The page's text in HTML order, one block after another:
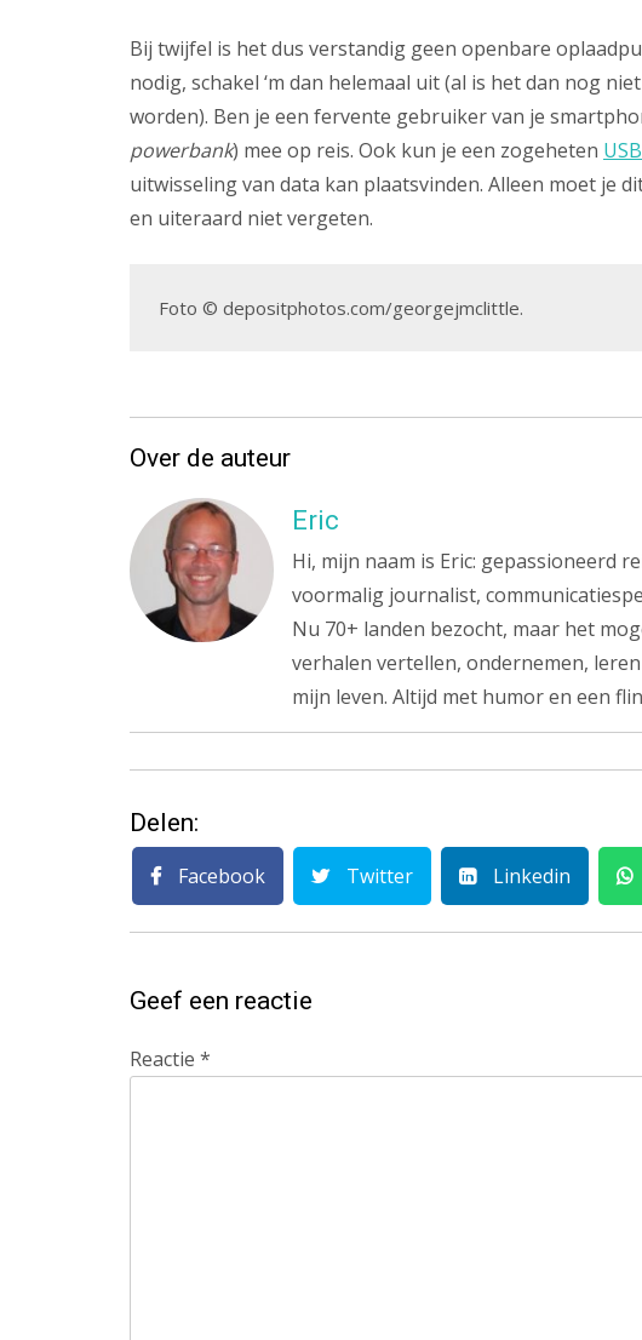
Bij twijfel is het dus verstandig geen openbare
nodig, schakel ‘m dan helemaal uit (al is het dan nog
worden). Ben je een fervente gebruiker van je
powerbank) mee op reis. Ook kun je een zogeheten
uitwisseling van data kan plaatsvinden. Alleen moet je
en uiteraard niet vergeten.
Foto © depositphotos.com/georgejmclittle.
Over de auteur
Eric
Hi, mijn naam is Eric: gepassioneerd
voormalig journalist,
Nu 70+ landen bezocht, maar het
verhalen vertellen, ondernemen,
mijn leven. Altijd met humor en een
Delen:
Facebook Twitter Linkedin
Geef een reactie
Reactie *